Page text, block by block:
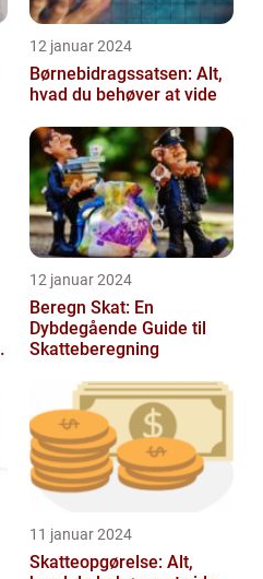
12 januar 2024
Børnebidragssatsen: Alt,
hvad du behøver at vide
12 januar 2024
Beregn Skat: En
Dybdegående Guide til
Skatteberegning
11 januar 2024
Skatteopgørelse: Alt,